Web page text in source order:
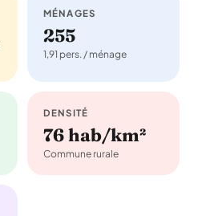
MÉNAGES
255
1,91 pers. / ménage
DENSITÉ
76 hab/km²
Commune rurale